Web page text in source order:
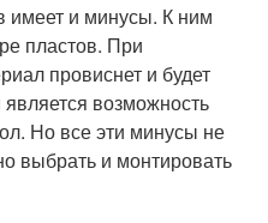
имеет и минусы. К ним
пластов. При
провиснет и будет
возможность
Но все эти минусы не
выбрать и монтировать